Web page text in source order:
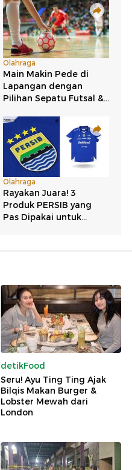
detikFood
Seru! Ayu Ting Ting Ajak
Bilqis Makan Burger &
Lobster Mewah dari
London